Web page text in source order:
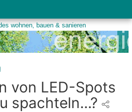
von LED-Spots
spachteln...?